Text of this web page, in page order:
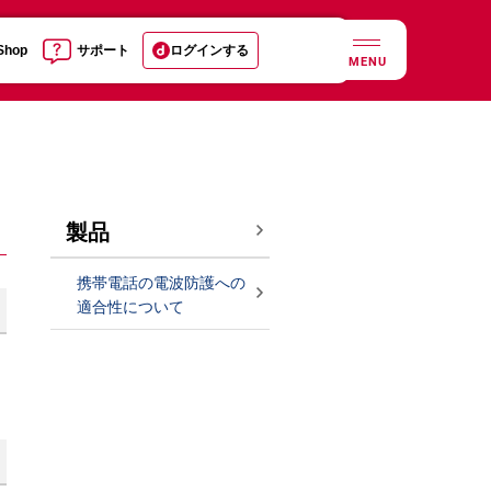
サポート ログインする
MENU
製品
携帯電話の電波防護への
適合性について